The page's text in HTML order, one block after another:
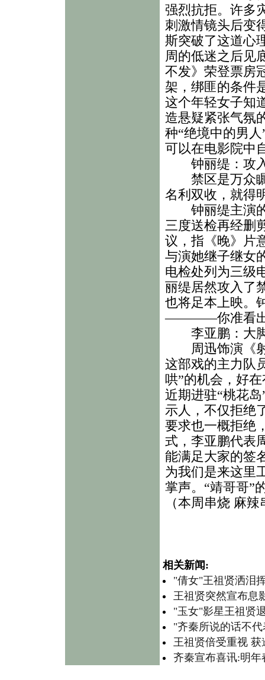
强烈抗拒。许多
刺激情镜头后变
斯突破了这道
周的低迷之后见
不发》荣登票房
架，绑匪的条件
这个年轻女子知
造悬疑紧张气氛
种“绝境中的男
可以在电影院中
钟丽缇：攻
禁区是万众瞩
名利双收，就得
钟丽缇主演的
三度送检再经删
议，指《晚》片
与演她继子继女
电检处列为三级
丽缇居然攻入了
也将足本上映。
————你准看出
李亚鹏：大
周迅饰演《射
这部戏的主力队
哄”的机会，好
近期进驻“桃花
示人，不仅拒绝
要求也一概拒绝
式，李亚鹏代表
能满足大家的签
为我们是来这里
掌声。“靖哥哥”
（本周串烧 麻
相关新闻:
"倩女"王祖贤洒泪
王祖贤突然宣布息
"玉女"影星王祖贤
"齐秦所说的话不
王祖贤倍受重视
齐秦宣布喜讯:明